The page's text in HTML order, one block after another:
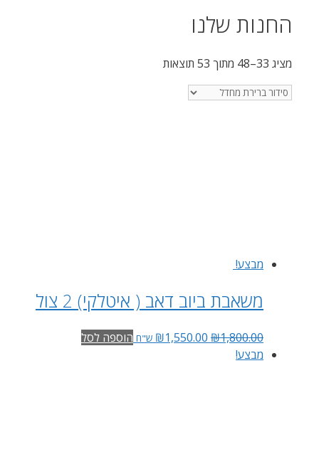
החנות שלנו
מציג 33–48 מתוך 53 תוצאות
מבצע!
משאבת ביוב דאב ( איטלקי) 2 צול
₪1,800.00
₪1,550.00 ש"ח הוספה לסל
מבצע!